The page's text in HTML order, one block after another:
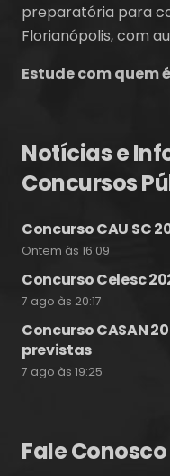
preparatória para
Florianópolis, com
Estude com quem
Notícias e
Concursos
Concurso CAU SC
Ontem às 16:09
Concurso Celesc
7 ago às 20:17
Concurso CASAN
previstas
7 ago às 19:25
Fale Conosco